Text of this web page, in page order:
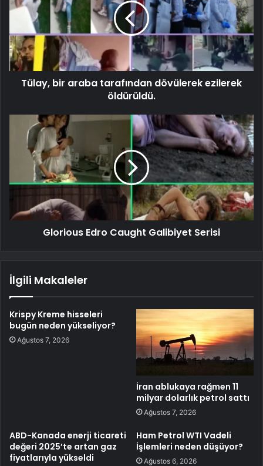
Tülay, bir araba tarafından dövülerek ezilerek
öldürüldü.
Glorious Edro Caught Galibiyet Serisi
İlgili Makaleler
Krispy Kreme hisseleri
bugün neden yükseliyor?
Ağustos 7, 2026
İran ablukaya rağmen 11
milyar dolarlık petrol sattı
Ağustos 7, 2026
ABD-Kanada enerji ticareti
değeri 2025’te artan gaz
fiyatlarıyla yükseldi
Ham Petrol WTI Vadeli
İşlemleri neden düşüyor?
Ağustos 6, 2026